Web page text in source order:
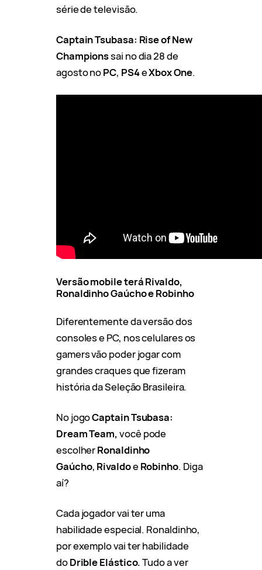
série de televisão.
Captain Tsubasa: Rise of New
Championssai no dia 28 de
agosto noPC, PS4eXbox One.
Versão mobile terá Rivaldo,
Ronaldinho Gaúcho e Robinho
Diferentemente da versão dos
consoles e PC, nos celulares os
gamers vão poder jogar com
grandes craques que fizeram
história da Seleção Brasileira.
No jogoCaptain Tsubasa:
Dream Team, você pode
escolherRonaldinho
Gaúcho, RivaldoeRobinho. Diga
aí?
Cada jogador vai ter uma
habilidade especial. Ronaldinho,
por exemplo vai ter habilidade
doDrible Elástico.Tudo a ver